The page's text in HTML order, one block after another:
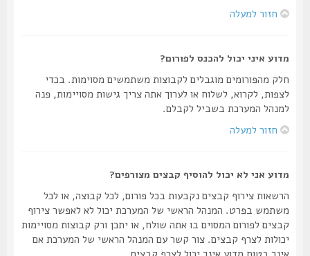
חזור למעלה
מדוע איני יכול להכנס לפורום?
חלק מהפורומים מוגבלים לקבוצות משתמשים מסוימות. בכדי
לצפות, לקרוא, לשלוח או לערוך אתה צריך גישות מסויימות, פנה
למנהל המערכת בשביל לקבלם.
חזור למעלה
מדוע אני לא יכול להוסיף קבצים מצורפים?
הרשאות צירוף קבצים נקבעות בכל פורום, לכל קבוצה, או לכל
משתמש בפרט. המנהל הראשי של המערכת יכול לא לאפשר צירוף
קבצים לפורום המסוים בו אתה שולח, או יתכן ורק קבוצות מסויימות
יכולות לצרף קבצים. צור קשר עם המנהל הראשי של המערכת אם